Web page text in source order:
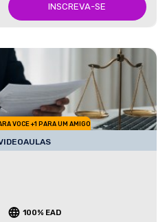
INSCREVA-SE
VOCE +1 PARA UM AMIGO
100% EAD